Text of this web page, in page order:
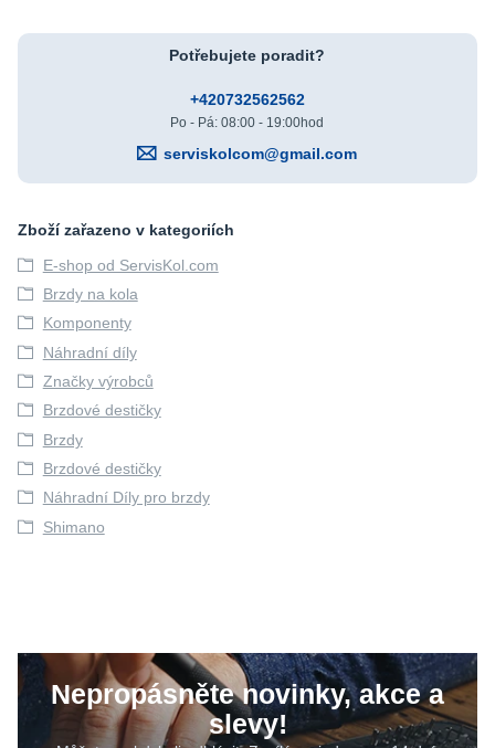
Potřebujete poradit?
+420732562562
Po - Pá: 08:00 - 19:00hod
serviskolcom@gmail.com
Zboží zařazeno v kategoriích
E-shop od ServisKol.com
Brzdy na kola
Komponenty
Náhradní díly
Značky výrobců
Brzdové destičky
Brzdy
Brzdové destičky
Náhradní Díly pro brzdy
Shimano
Nepropásněte novinky, akce a
slevy!